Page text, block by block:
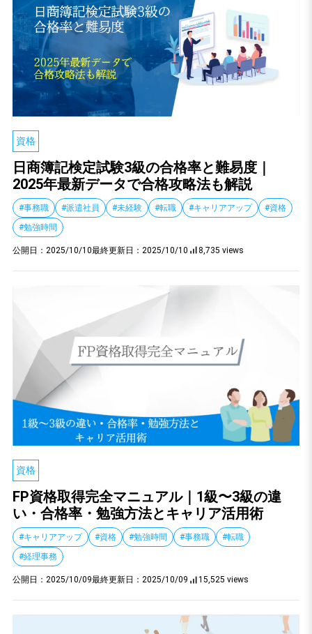
資格
日商簿記検定試験3級の合格率と難易度｜
2025年最新データで合格攻略法も解説
#事務職 #派遣社員 #未経験 #転職 #キャリアアップ
#資格
#勉強時間
公開日： 2025/10/10最終更新日： 2025/10/10 8,735 views
資格
FP資格取得完全マニュアル｜1級〜3級の違
い・合格率・勉強方法とキャリア活用術
#キャリアアップ #資格 #勉強時間 #事務職
#転職
#経理事務
公開日： 2025/10/09最終更新日： 2025/10/09 15,525 views